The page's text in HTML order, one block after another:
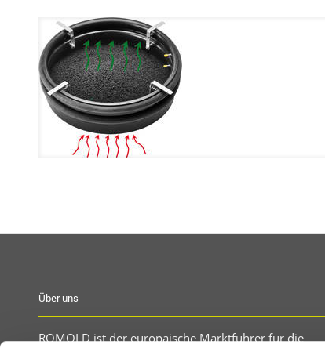
Über uns
ROMOLD ist der europäische Marktführer für die